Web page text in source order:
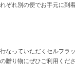
ぞれ別の便でお手元に到
なっていただくセルフラ
贈り物にぜひご利用くださ